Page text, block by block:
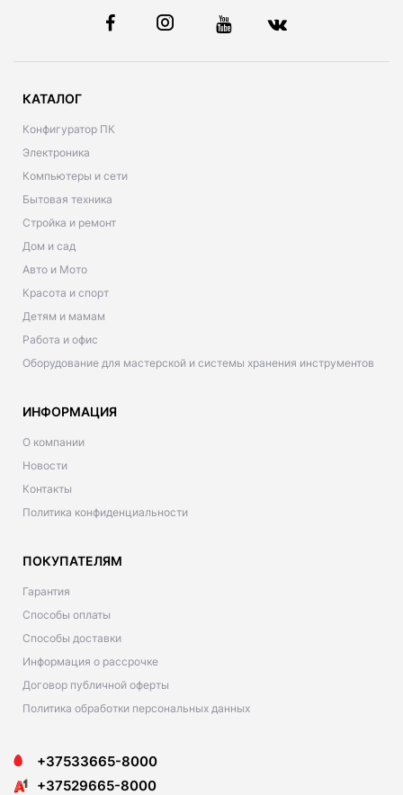
КАТАЛОГ
Конфигуратор ПК
Электроника
Компьютеры и сети
Бытовая техника
Стройка и ремонт
Дом и сад
Авто и Мото
Красота и спорт
Детям и мамам
Работа и офис
Оборудование для мастерской и системы хранения инструментов
ИНФОРМАЦИЯ
О компании
Новости
Контакты
Политика конфиденциальности
ПОКУПАТЕЛЯМ
Гарантия
Способы оплаты
Способы доставки
Информация о рассрочке
Договор публичной оферты
Политика обработки персональных данных
+37533665-8000
+37529665-8000